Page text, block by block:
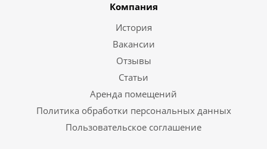
Компания
История
Вакансии
Отзывы
Статьи
Аренда помещений
Политика обработки персональных данных
Пользовательское соглашение